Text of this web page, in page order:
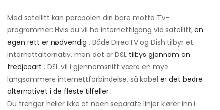
Med satellitt kan parabolen din bare motta TV-
programmer: Hvis du vil ha internettilgang via satellitt, en
egen rett er nødvendig . Både DirecTV og Dish tilbyr et
internettalternativ, men det er DSL tilbys gjennom en
tredjepart . DSL vil i gjennomsnitt være en mye
langsommere internettforbindelse, så kabel er det bedre
alternativet i de fleste tilfeller .
Du trenger heller ikke at noen separate linjer kjører inn i